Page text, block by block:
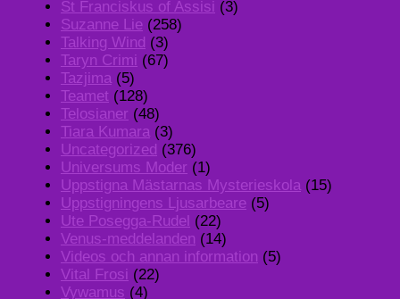
St Franciskus of Assisi (3)
Suzanne Lie (258)
Talking Wind (3)
Taryn Crimi (67)
Tazjima (5)
Teamet (128)
Telosianer (48)
Tiara Kumara (3)
Uncategorized (376)
Universums Moder (1)
Uppstigna Mästarnas Mysterieskola (15)
Uppstigningens Ljusarbeare (5)
Ute Posegga-Rudel (22)
Venus-meddelanden (14)
Videos och annan information (5)
Vital Frosi (22)
Vywamus (4)